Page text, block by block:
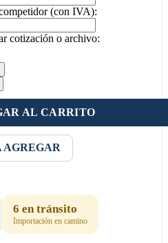
(con IVA):
cotización o archivo:
AL CARRITO
AGREGAR
6 en tránsito
Importación en camino